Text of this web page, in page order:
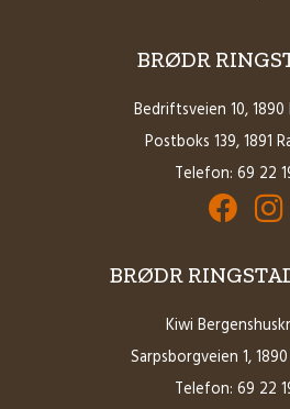
BRØDR
Bedriftsveien 10, 1890
Postboks 139, 1891
Telefon: 69 22
BRØDR
Kiwi
Sarpsborgveien 1,
Telefon: 69 22